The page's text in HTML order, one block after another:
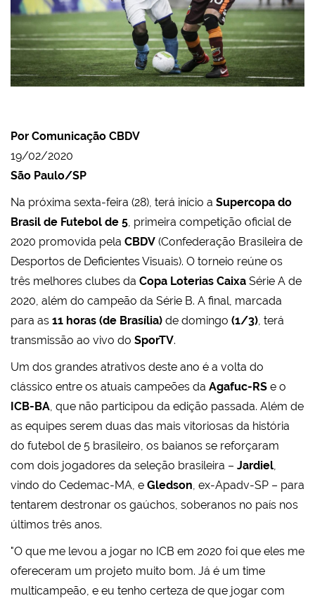
Por Comunicação CBDV
19/02/2020
São Paulo/SP
Na próxima sexta-feira (28), terá início a Supercopa do
Brasil de Futebol de 5, primeira competição oficial de
2020 promovida pela CBDV (Confederação Brasileira de
Desportos de Deficientes Visuais). O torneio reúne os
três melhores clubes da Copa Loterias Caixa Série A de
2020, além do campeão da Série B. A final, marcada
para as 11 horas (de Brasília) de domingo (1/3), terá
transmissão ao vivo do SporTV.
Um dos grandes atrativos deste ano é a volta do
clássico entre os atuais campeões da Agafuc-RS e o
ICB-BA, que não participou da edição passada. Além de
as equipes serem duas das mais vitoriosas da história
do futebol de 5 brasileiro, os baianos se reforçaram
com dois jogadores da seleção brasileira – Jardiel,
vindo do Cedemac-MA, e Gledson, ex-Apadv-SP – para
tentarem destronar os gaúchos, soberanos no país nos
últimos três anos.
"O que me levou a jogar no ICB em 2020 foi que eles me
ofereceram um projeto muito bom. Já é um time
multicampeão, e eu tenho certeza de que jogar com